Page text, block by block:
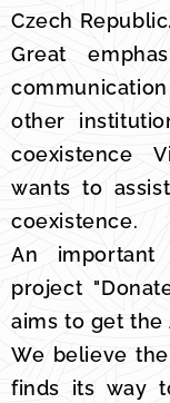
Czech Republic.
Great
other
coexistence
wants to
coexistence.
An important
project
aims to get the
We believe the
finds its way